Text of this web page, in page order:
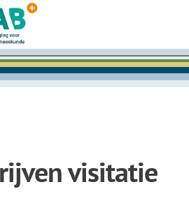
visitatie